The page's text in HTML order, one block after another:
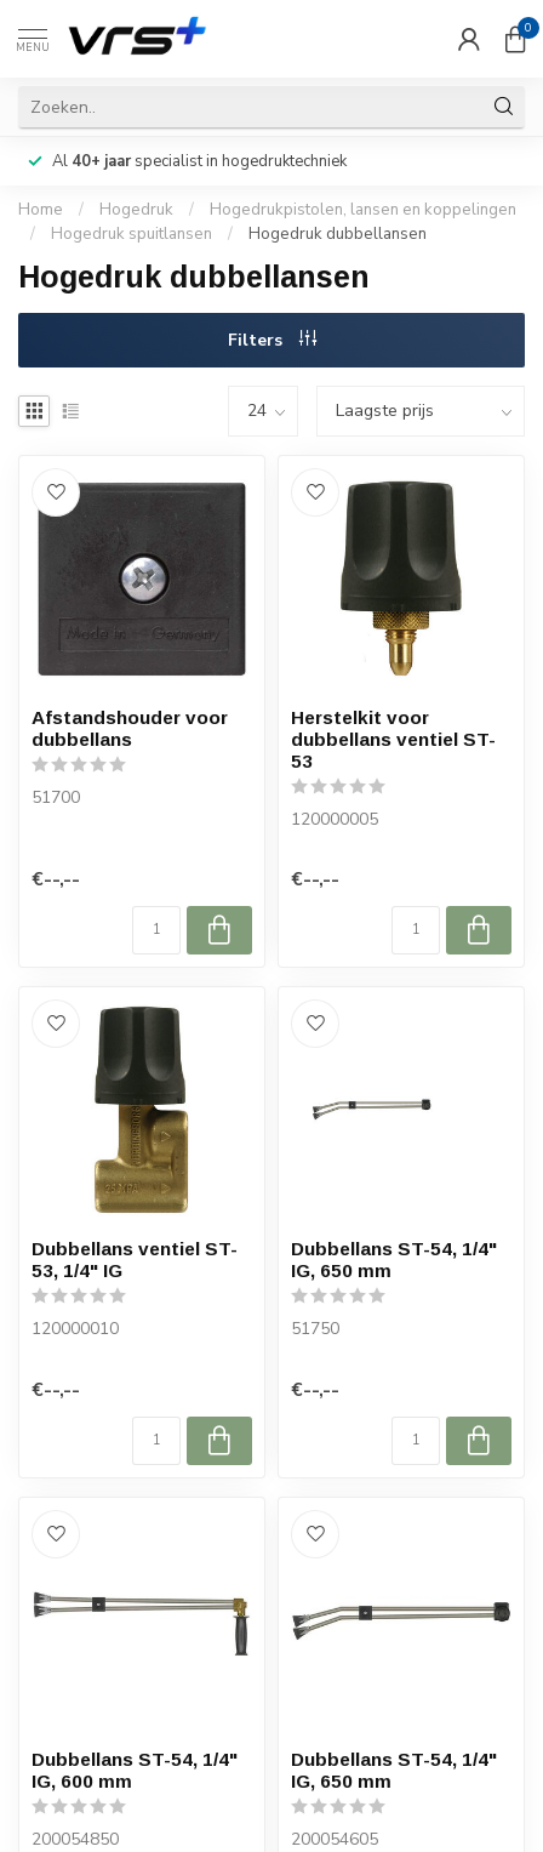
MENU
0
Al 40+ jaarspecialist in hogedruktechniek
Home / Hogedruk /
Hogedrukpistolen, lansen en koppelingen
/
Hogedruk spuitlansen / Hogedruk dubbellansen
Hogedruk dubbellansen
Filters
Afstandshouder voor
dubbellans
51700
€--,--
Herstelkit voor
dubbellans ventiel ST-
53
120000005
€--,--
Dubbellans ventiel ST-
53, 1/4" IG
120000010
€--,--
Dubbellans ST-54, 1/4"
IG, 650 mm
51750
€--,--
Dubbellans ST-54, 1/4"
IG, 600 mm
200054850
Dubbellans ST-54, 1/4"
IG, 650 mm
200054605